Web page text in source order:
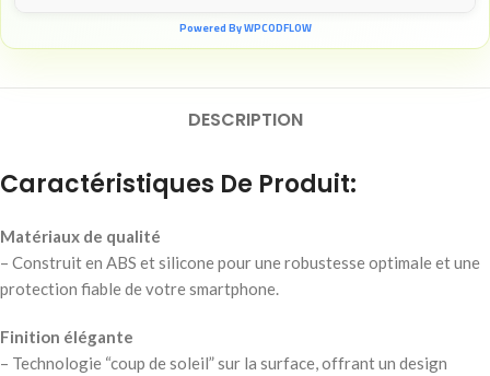
Powered By WPCODFLOW
DESCRIPTION
Caractéristiques De Produit:
Matériaux de qualité
– Construit en ABS et silicone pour une robustesse optimale et une
protection fiable de votre smartphone.
Finition élégante
– Technologie “coup de soleil” sur la surface, offrant un design